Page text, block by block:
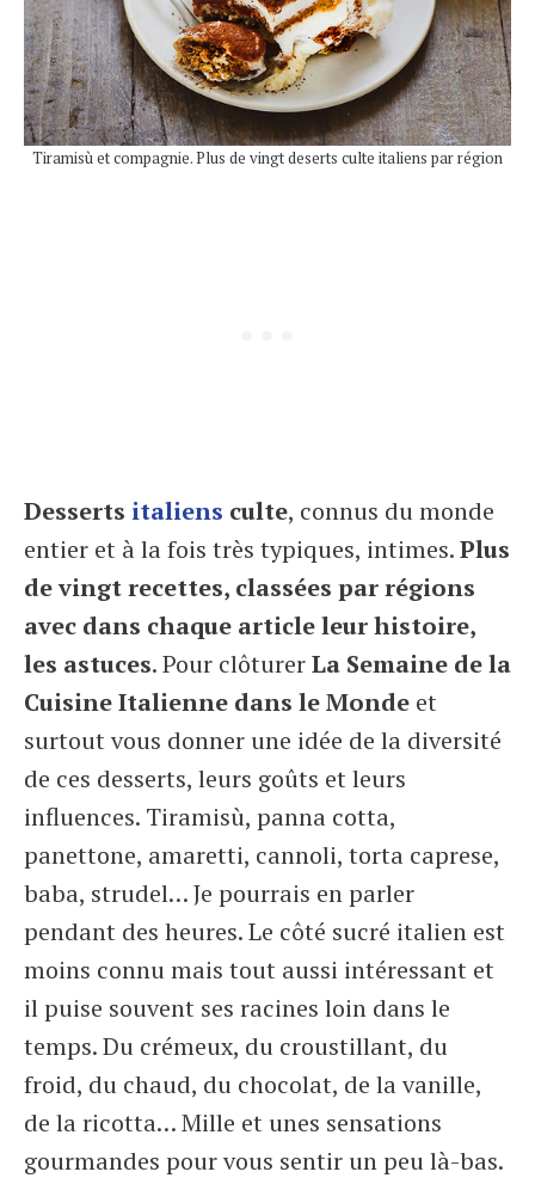
Tiramisù et compagnie. Plus de vingt deserts culte italiens par région
Desserts italiens culte, connus du monde
entier et à la fois très typiques, intimes.Plus
de vingt recettes, classées par régions
avec dans chaque article leur histoire,
les astuces. Pour clôturerLa Semaine de la
Cuisine Italienne dans le Monde et
surtout vous donner une idée de la diversité
de ces desserts, leurs goûts et leurs
influences. Tiramisù, panna cotta,
panettone, amaretti, cannoli, torta caprese,
baba, strudel… Je pourrais en parler
pendant des heures. Le côté sucré italien est
moins connu mais tout aussi intéressant et
il puise souvent ses racines loin dans le
temps. Du crémeux, du croustillant, du
froid, du chaud, du chocolat, de la vanille,
de la ricotta… Mille et unes sensations
gourmandes pour vous sentir un peu là-bas.